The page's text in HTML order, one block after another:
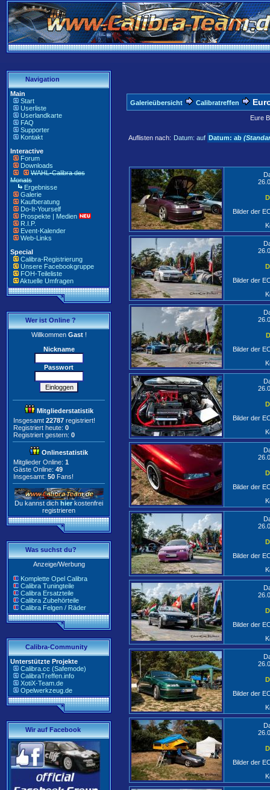
Navigation
Main
Start
Userliste
Userlandkarte
FAQ
Supporter
Kontakt
Interactive
Forum
Downloads
WAHL-Calibra des
Monats
Ergebnisse
Galerie
Kaufberatung
Do-It-Yourself
Prospekte | Medien
R.I.P.
Event-Kalender
Web-Links
Special
Calibra-Registrierung
Unsere Facebookgruppe
FOH-Teileliste
Aktuelle Umfragen
Wer ist Online ?
WillkommenGast!
Nickname
Passwort
Mitgliederstatistik
Insgesamt 22787 registriert!
Registriert heute: 0
Registriert gestern: 0
Onlinestatistik
Mitglieder Online: 1
Gäste Online: 49
Insgesamt: 50 Fans!
Du kannst dich hier kostenfrei
registrieren
Was suchst du?
Anzeige/Werbung
Komplette Opel Calibra
Calibra Tuningteile
Calibra Ersatzteile
Calibra Zubehörteile
Calibra Felgen / Räder
Calibra-Community
Unterstützte Projekte
Calibra.cc (Safemode)
CalibraTreffen.info
XotiX-Team.de
Opelwerkzeug.de
Wir auf Facebook
Galerieübersicht Calibratreffen
Eure
Auflisten nach: Datum: auf Datum: ab
Bilder der
Bilder der
Bilder der
Bilder der
Bilder der
Bilder der
Bilder der
Bilder der
Bilder der